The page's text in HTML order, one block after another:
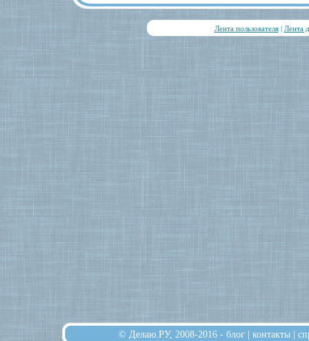
Лента пользователя| Лента
© Делаю.РУ, 2008-2016 - блог | контакты |